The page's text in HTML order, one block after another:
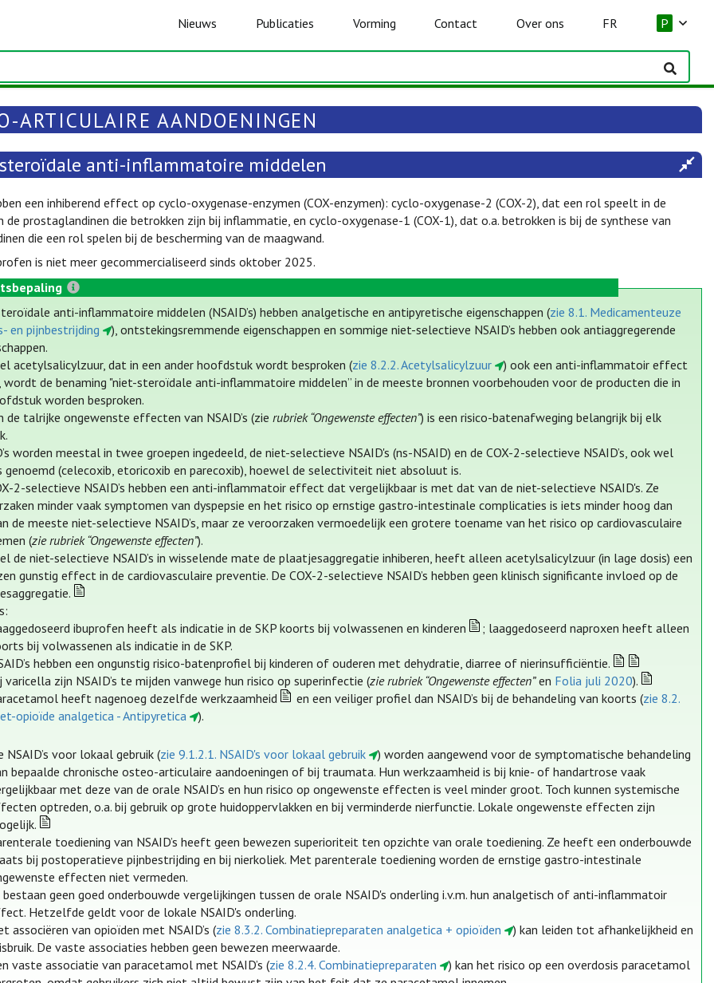
Nieuws Publicaties Vorming Contact Over ons FR P
ARTICULAIRE AANDOENINGEN
anti-inflammatoire middelen
een inhiberend effect op cyclo-oxygenase-enzymen (COX-enzymen): cyclo-oxygenase-2 (COX-2), dat een rol speelt in de
de prostaglandinen die betrokken zijn bij inflammatie, en cyclo-oxygenase-1 (COX-1), dat o.a. betrokken is bij de synthese van
die een rol spelen bij de bescherming van de maagwand.
is niet meer gecommercialiseerd sinds oktober 2025.
anti-inflammatoire middelen (NSAID’s) hebben analgetische en antipyretische eigenschappen (zie 8.1. Medicamenteuze
en pijnbestrijding
), ontstekingsremmende eigenschappen en sommige niet-selectieve NSAID’s hebben ook antiaggregerende
acetylsalicylzuur, dat in een ander hoofdstuk wordt besproken (zie 8.2.2. Acetylsalicylzuur
) ook een anti-inflammatoir effect
de benaming "niet-steroïdale anti-inflammatoire middelen” in de meeste bronnen voorbehouden voor de producten die in
worden besproken.
de talrijke ongewenste effecten van NSAID’s (zierubriek “Ongewenste effecten”) is een risico-batenafweging belangrijk bij elk
worden meestal in twee groepen ingedeeld, de niet-selectieve NSAID's (ns-NSAID) en de COX-2-selectieve NSAID’s, ook wel
genoemd (celecoxib, etoricoxib en parecoxib), hoewel de selectiviteit niet absoluut is.
2-selectieve NSAID’s hebben een anti-inflammatoir effect dat vergelijkbaar is met dat van de niet-selectieve NSAID's. Ze
minder vaak symptomen van dyspepsie en het risico op ernstige gastro-intestinale complicaties is iets minder hoog dan
de meeste niet-selectieve NSAID’s, maar ze veroorzaken vermoedelijk een grotere toename van het risico op cardiovasculaire
(zie rubriek “Ongewenste effecten”).
de niet-selectieve NSAID’s in wisselende mate de plaatjesaggregatie inhiberen, heeft alleen acetylsalicylzuur (in lage dosis) een
gunstig effect in de cardiovasculaire preventie. De COX-2-selectieve NSAID’s hebben geen klinisch significante invloed op de
ibuprofen heeft als indicatie in de SKP koorts bij volwassenen en kinderen
; laaggedoseerd naproxen heeft alleen
bij volwassenen als indicatie in de SKP.
hebben een ongunstig risico-batenprofiel bij kinderen of ouderen met dehydratie, diarree of nierinsufficiëntie.
varicella zijn NSAID’s te mijden vanwege hun risico op superinfectie (zie rubriek “Ongewenste effecten”en Folia juli 2020).
heeft nagenoeg dezelfde werkzaamheid
en een veiliger profiel dan NSAID’s bij de behandeling van koorts (zie 8.2.
opioïde analgetica - Antipyretica
).
NSAID’s voor lokaal gebruik (zie 9.1.2.1. NSAID's voor lokaal gebruik
) worden aangewend voor de symptomatische behandeling
bepaalde chronische osteo-articulaire aandoeningen of bij traumata. Hun werkzaamheid is bij knie- of handartrose vaak
met deze van de orale NSAID’s en hun risico op ongewenste effecten is veel minder groot. Toch kunnen systemische
optreden, o.a. bij gebruik op grote huidoppervlakken en bij verminderde nierfunctie. Lokale ongewenste effecten zijn
toediening van NSAID’s heeft geen bewezen superioriteit ten opzichte van orale toediening. Ze heeft een onderbouwde
bij postoperatieve pijnbestrijding en bij nierkoliek. Met parenterale toediening worden de ernstige gastro-intestinale
effecten niet vermeden.
bestaan geen goed onderbouwde vergelijkingen tussen de orale NSAID's onderling i.v.m. hun analgetisch of anti-inflammatoir
Hetzelfde geldt voor de lokale NSAID's onderling.
associëren van opioïden met NSAID’s (zie 8.3.2. Combinatiepreparaten analgetica + opioïden
) kan leiden tot afhankelijkheid en
De vaste associaties hebben geen bewezen meerwaarde.
vaste associatie van paracetamol met NSAID’s (zie 8.2.4. Combinatiepreparaten
) kan het risico op een overdosis paracetamol